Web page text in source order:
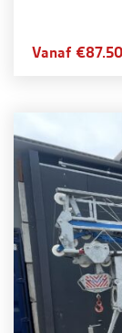
Vanaf